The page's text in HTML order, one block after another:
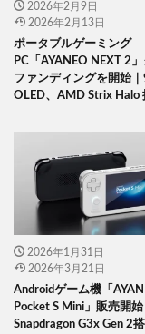
2026年2月9日
2026年2月13日
ポータブルゲーミング
PC「AYANEO NEXT 2
ファンディングを開始
OLED、AMD Strix Halo
2026年1月31日
2026年3月21日
Androidゲーム機「
Pocket S Mini」販売開始
Snapdragon G3x Gen 2